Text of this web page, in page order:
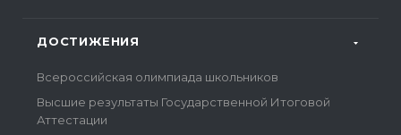
ДОСТИЖЕНИЯ
Всероссийская олимпиада школьников
Высшие результаты Государственной Итоговой
Аттестации